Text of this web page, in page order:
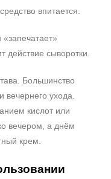
впитается.
действие сыворотки.
Большинство
вечернего ухода.
кислот или
вечером, а днём
крем.